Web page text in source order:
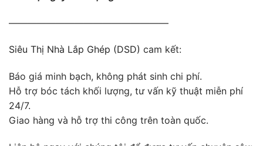
—————————————————
Siêu Thị Nhà Lắp Ghép (DSD) cam kết:
Báo giá minh bạch, không phát sinh chi phí.
Hỗ trợ bóc tách khối lượng, tư vấn kỹ thuật miễn phí
24/7.
Giao hàng và hỗ trợ thi công trên toàn quốc.